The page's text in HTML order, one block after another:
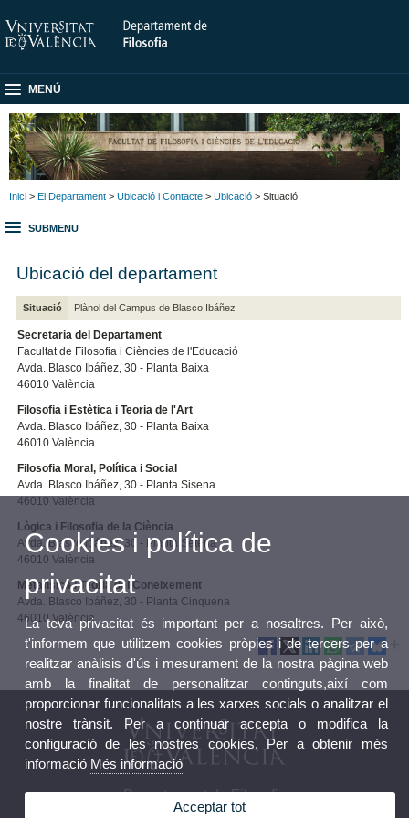
MENÚ
Inici > El Departament > Ubicació i Contacte > Ubicació > Situació
SUBMENU
Ubicació del departament
Situació Plànol del Campus de Blasco Ibáñez
Secretaria del Departament
Facultat de Filosofia i Ciències de l'Educació
Avda. Blasco Ibáñez, 30 - Planta Baixa
46010 València
Filosofia i Estètica i Teoria de l'Art
Avda. Blasco Ibáñez, 30 - Planta Baixa
46010 València
Filosofia Moral, Política i Social
Avda. Blasco Ibáñez, 30 - Planta Sisena
46010 València
Lògica i Filosofia de la Ciència
Avda. Blasco Ibáñez, 30 - Planta Setena
46010 València
Metafísica i Teoria del Coneixement
Avda. Blasco Ibáñez, 30 - Planta Cinquena
46010 València
Departament de Filosofia
Cookies i política de
privacitat
La teva privacitat és important per a nosaltres. Per això,
t'informem que utilitzem cookies pròpies i de tercers per a
realitzar anàlisis d'ús i mesurament de la nostra pàgina web
amb la finalitat de personalitzar continguts,així com
proporcionar funcionalitats a les xarxes socials o analitzar el
nostre trànsit. Per a continuar accepta o modifica la
configuració de les nostres cookies. Per a obtenir més
informació Més informació
Acceptar tot